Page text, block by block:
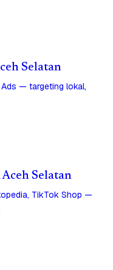
Selatan
— targeting lokal,
Selatan
TikTok Shop —